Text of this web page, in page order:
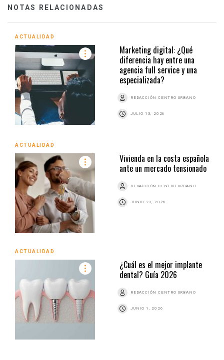
NOTAS RELACIONADAS
ACTUALIDAD
Marketing digital: ¿Qué
diferencia hay entre una
agencia full service y una
especializada?
REDACCIÓN CENTRO URBANO
JULIO 13, 2026
ACTUALIDAD
Vivienda en la costa española
ante un mercado tensionado
REDACCIÓN CENTRO URBANO
JUNIO 23, 2026
ACTUALIDAD
¿Cuál es el mejor implante
dental? Guía 2026
REDACCIÓN CENTRO URBANO
JUNIO 1, 2026